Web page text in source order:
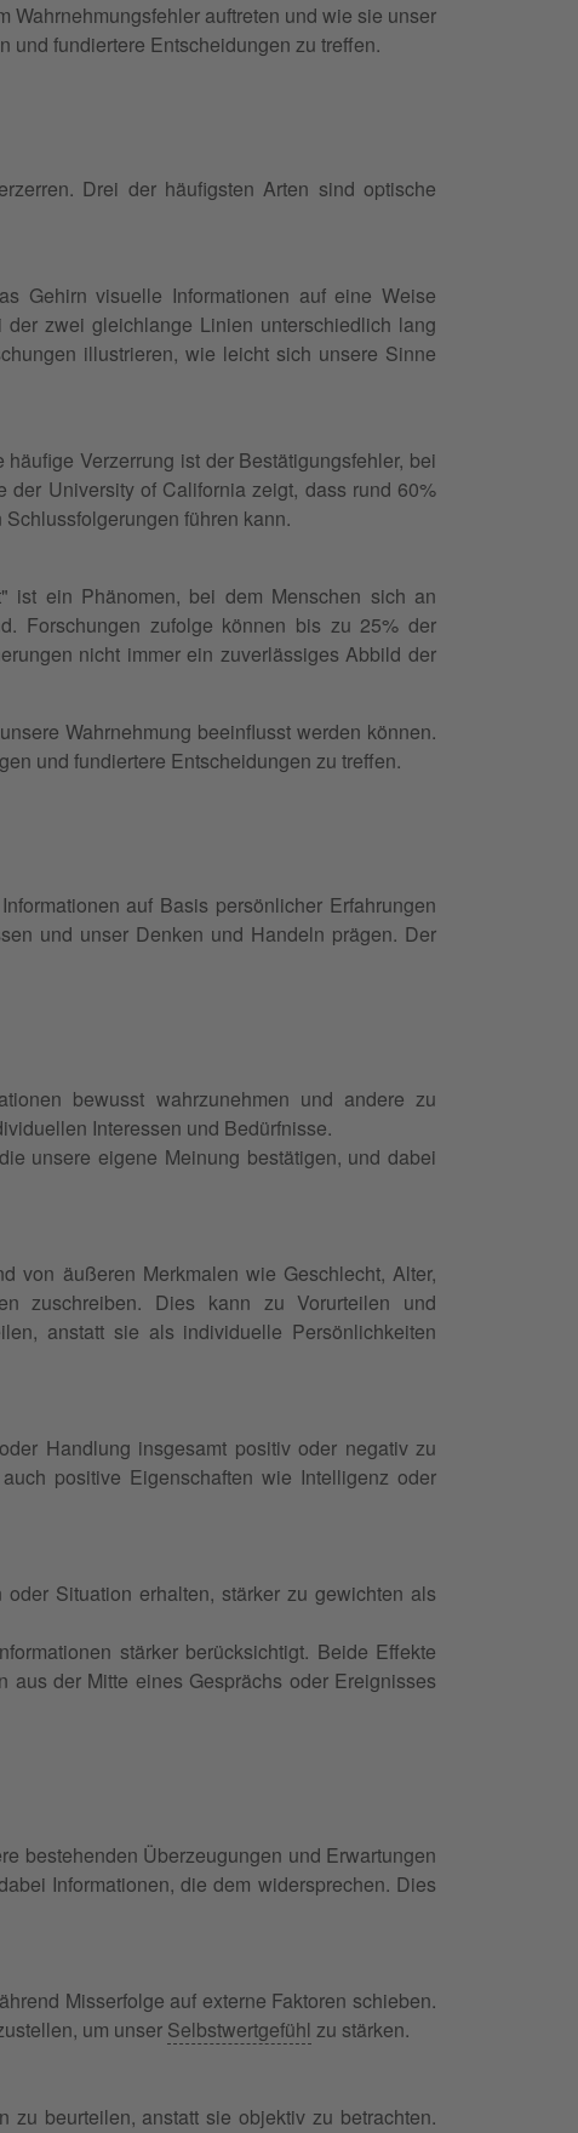
Wahrnehmungsfehler auftreten und wie sie unser
und fundiertere Entscheidungen zu treffen.
Drei der häufigsten Arten sind optische
Gehirn visuelle Informationen auf eine Weise
zwei gleichlange Linien unterschiedlich lang
illustrieren, wie leicht sich unsere Sinne
Verzerrung ist der Bestätigungsfehler, bei
der University of California zeigt, dass rund 60%
führen kann.
ist ein Phänomen, bei dem Menschen sich an
Forschungen zufolge können bis zu 25% der
nicht immer ein zuverlässiges Abbild der
Wahrnehmung beeinflusst werden können.
und fundiertere Entscheidungen zu treffen.
auf Basis persönlicher Erfahrungen
und unser Denken und Handeln prägen. Der
bewusst wahrzunehmen und andere zu
Interessen und Bedürfnisse.
unsere eigene Meinung bestätigen, und dabei
von äußeren Merkmalen wie Geschlecht, Alter,
zuschreiben. Dies kann zu Vorurteilen und
anstatt sie als individuelle Persönlichkeiten
Handlung insgesamt positiv oder negativ zu
positive Eigenschaften wie Intelligenz oder
Situation erhalten, stärker zu gewichten als
stärker berücksichtigt. Beide Effekte
aus der Mitte eines Gesprächs oder Ereignisses
bestehenden Überzeugungen und Erwartungen
Informationen, die dem widersprechen. Dies
Misserfolge auf externe Faktoren schieben.
um unser Selbstwertgefühl zu stärken.
beurteilen, anstatt sie objektiv zu betrachten.